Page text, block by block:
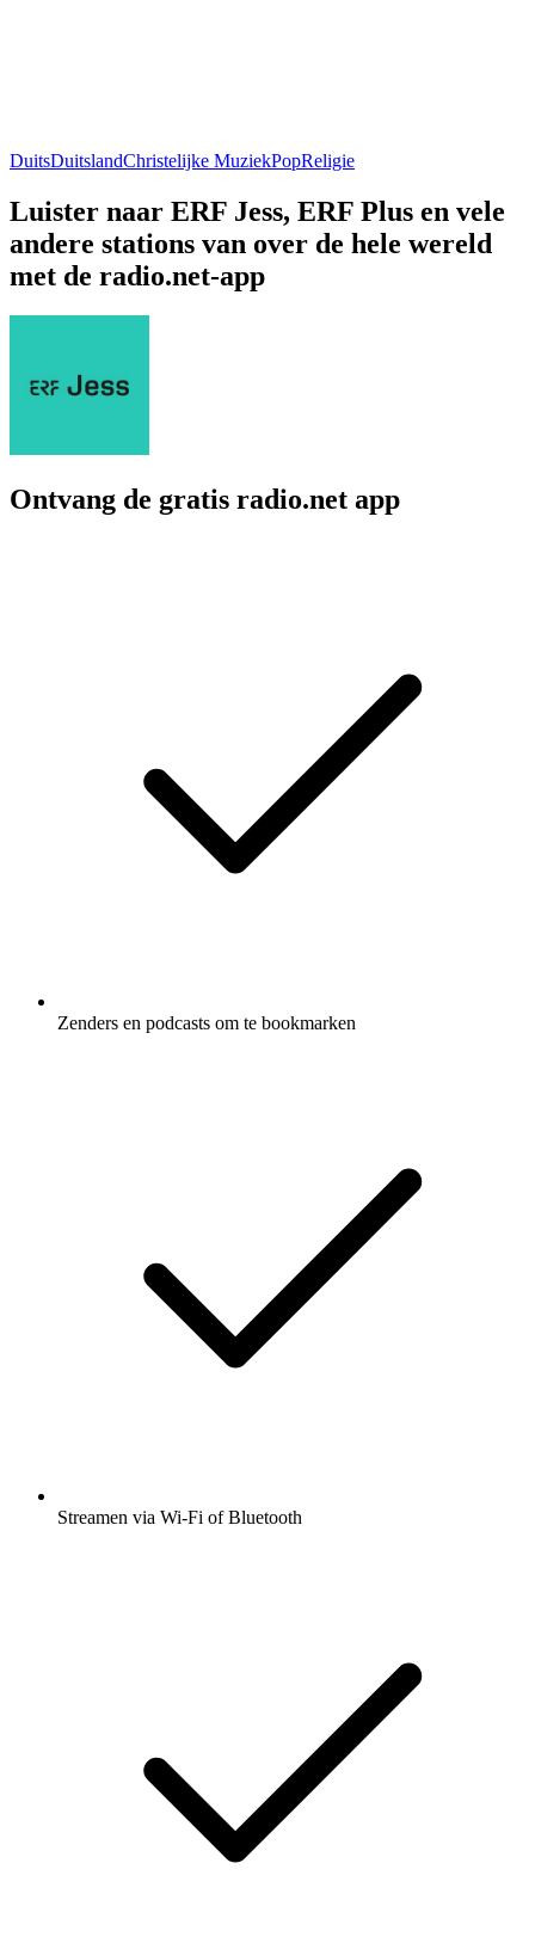
DuitsDuitslandChristelijke MuziekPopReligie
Luister naar ERF Jess, ERF Plus en vele
andere stations van over de hele wereld
met de radio.net-app
Ontvang de gratis radio.net app
Zenders en podcasts om te bookmarken
Streamen via Wi-Fi of Bluetooth